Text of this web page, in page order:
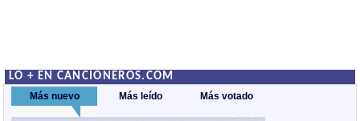
LO + EN CANCIONEROS.COM
Más nuevo Más leído Más votado